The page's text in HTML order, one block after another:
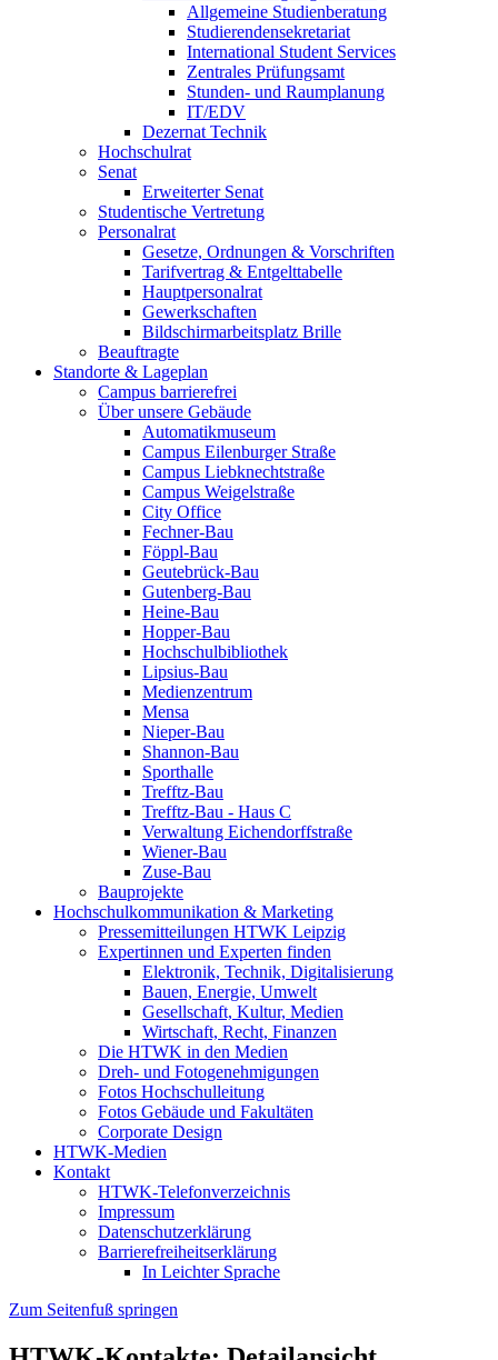
Allgemeine Studienberatung
Studierendensekretariat
International Student Services
Zentrales Prüfungsamt
Stunden- und Raumplanung
IT/EDV
Dezernat Technik
Hochschulrat
Senat
Erweiterter Senat
Studentische Vertretung
Personalrat
Gesetze, Ordnungen & Vorschriften
Tarifvertrag & Entgelttabelle
Hauptpersonalrat
Gewerkschaften
Bildschirmarbeitsplatz Brille
Beauftragte
Standorte & Lageplan
Campus barrierefrei
Über unsere Gebäude
Automatikmuseum
Campus Eilenburger Straße
Campus Liebknechtstraße
Campus Weigelstraße
City Office
Fechner-Bau
Föppl-Bau
Geutebrück-Bau
Gutenberg-Bau
Heine-Bau
Hopper-Bau
Hochschulbibliothek
Lipsius-Bau
Medienzentrum
Mensa
Nieper-Bau
Shannon-Bau
Sporthalle
Trefftz-Bau
Trefftz-Bau - Haus C
Verwaltung Eichendorffstraße
Wiener-Bau
Zuse-Bau
Bauprojekte
Hochschulkommunikation & Marketing
Pressemitteilungen HTWK Leipzig
Expertinnen und Experten finden
Elektronik, Technik, Digitalisierung
Bauen, Energie, Umwelt
Gesellschaft, Kultur, Medien
Wirtschaft, Recht, Finanzen
Die HTWK in den Medien
Dreh- und Fotogenehmigungen
Fotos Hochschulleitung
Fotos Gebäude und Fakultäten
Corporate Design
HTWK-Medien
Kontakt
HTWK-Telefonverzeichnis
Impressum
Datenschutzerklärung
Barrierefreiheitserklärung
In Leichter Sprache
Zum Seitenfuß springen